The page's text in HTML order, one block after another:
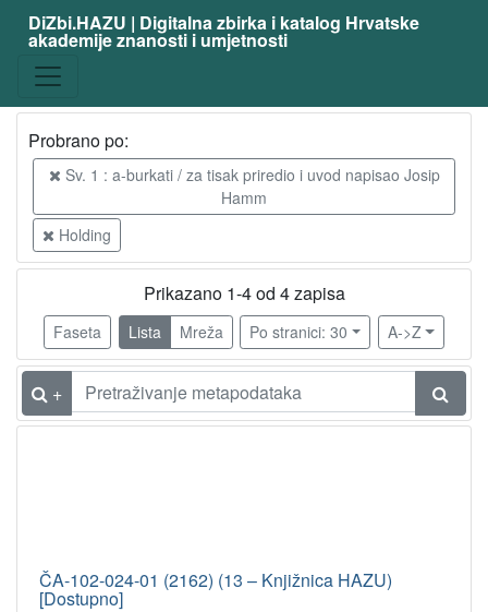
DiZbi.HAZU | Digitalna zbirka i katalog Hrvatske
akademije znanosti i umjetnosti
Probrano po:
Sv. 1 : a-burkati / za tisak priredio i uvod napisao Josip
Hamm
Holding
Prikazano 1-4 od 4 zapisa
Faseta Lista Mreža Po stranici: 30 A->Z
+
ČA-102-024-01 (2162) (13 – Knjižnica HAZU)
[Dostupno]